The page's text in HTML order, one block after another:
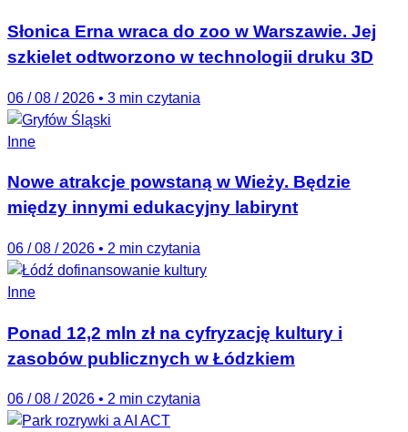
Słonica Erna wraca do zoo w Warszawie. Jej
szkielet odtworzono w technologii druku 3D
06 / 08 / 2026 • 3 min czytania
Inne
Nowe atrakcje powstaną w Wieży. Będzie
między innymi edukacyjny labirynt
06 / 08 / 2026 • 2 min czytania
Inne
Ponad 12,2 mln zł na cyfryzację kultury i
zasobów publicznych w Łódzkiem
06 / 08 / 2026 • 2 min czytania